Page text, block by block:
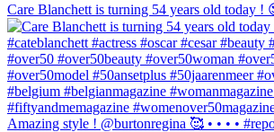
Care Blanchett is turning 54 years old today !
Amazing style ! @burtonregina 🥰 • • • •